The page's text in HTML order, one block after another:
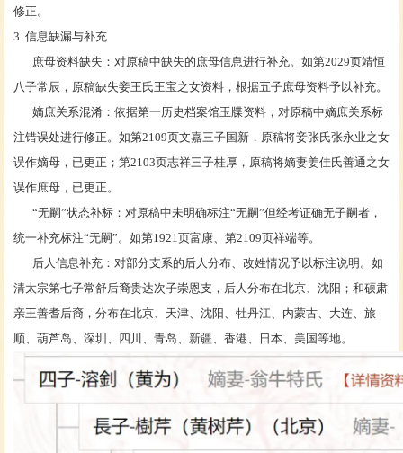
修正。
3. 信息缺漏与补充
庶母资料缺失：对原稿中缺失的庶母信息进行补充。如第2029页靖恒
八子常辰，原稿缺失妾王氏王宝之女资料，根据五子庶母资料予以补充。
嫡庶关系混淆：依据第一历史档案馆玉牒资料，对原稿中嫡庶关系标
注错误处进行修正。如第2109页文嘉三子国新，原稿将妾张氏张永业之女
误作嫡母，已更正；第2103页志祥三子桂厚，原稿将嫡妻姜佳氏善通之女
误作庶母，已更正。
“无嗣”状态补标：对原稿中未明确标注“无嗣”但经考证确无子嗣者，
统一补充标注“无嗣” 。如第1921页富康、第2109页祥端等。
后人信息补充：对部分支系的后人分布、改姓情况予以标注说明。如
清太宗第七子常舒后裔贵达次子崇恩支，后人分布在北京、沈阳；和硕肃
亲王善耆后裔，分布在北京、天津、沈阳、牡丹江、内蒙古、大连、旅
顺、葫芦岛、深圳、四川、青岛、新疆、香港、日本、美国等地。